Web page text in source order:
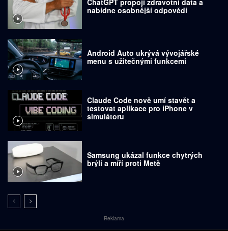
nabídne osobnější odpovědi
Android Auto ukrývá vývojářské
menu s užitečnými funkcemi
Claude Code nově umí stavět a
testovat aplikace pro iPhone v
simulátoru
Samsung ukázal funkce chytrých
brýlí a míří proti Metě
Reklama